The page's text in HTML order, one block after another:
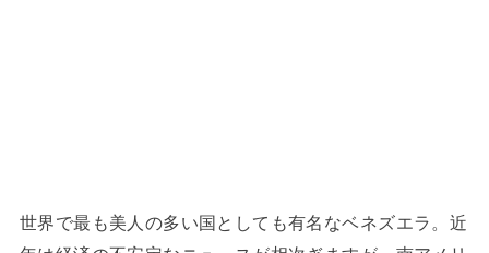
世界で最も美人の多い国としても有名なベネズエラ。近